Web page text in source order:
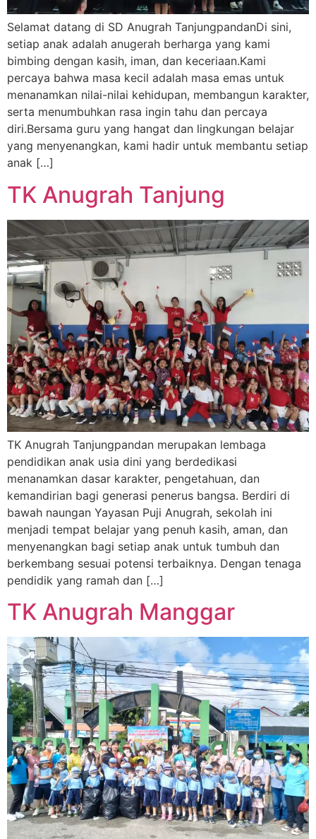
Selamat datang di SD Anugrah TanjungpandanDi sini,
setiap anak adalah anugerah berharga yang kami
bimbing dengan kasih, iman, dan keceriaan.Kami
percaya bahwa masa kecil adalah masa emas untuk
menanamkan nilai-nilai kehidupan, membangun karakter,
serta menumbuhkan rasa ingin tahu dan percaya
diri.Bersama guru yang hangat dan lingkungan belajar
yang menyenangkan, kami hadir untuk membantu setiap
anak […]
TK Anugrah Tanjung
TK Anugrah Tanjungpandan merupakan lembaga
pendidikan anak usia dini yang berdedikasi
menanamkan dasar karakter, pengetahuan, dan
kemandirian bagi generasi penerus bangsa. Berdiri di
bawah naungan Yayasan Puji Anugrah, sekolah ini
menjadi tempat belajar yang penuh kasih, aman, dan
menyenangkan bagi setiap anak untuk tumbuh dan
berkembang sesuai potensi terbaiknya. Dengan tenaga
pendidik yang ramah dan […]
TK Anugrah Manggar